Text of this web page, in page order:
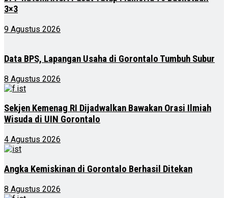
3×3
9 Agustus 2026
Data BPS, Lapangan Usaha di Gorontalo Tumbuh Subur
8 Agustus 2026
Sekjen Kemenag RI Dijadwalkan Bawakan Orasi Ilmiah
Wisuda di UIN Gorontalo
4 Agustus 2026
Angka Kemiskinan di Gorontalo Berhasil Ditekan
8 Agustus 2026